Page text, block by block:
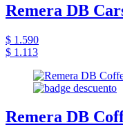
Remera DB
$ 1.590
$ 1.113
Remera DB